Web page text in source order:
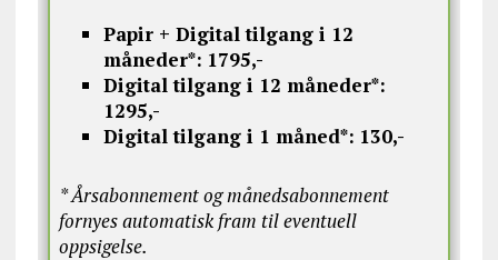
Papir + Digital tilgang i 12
måneder*: 1795,-
Digital tilgang i 12 måneder*:
1295,-
Digital tilgang i 1 måned*: 130,-
* Årsabonnement og månedsabonnement
fornyes automatisk fram til eventuell
oppsigelse.